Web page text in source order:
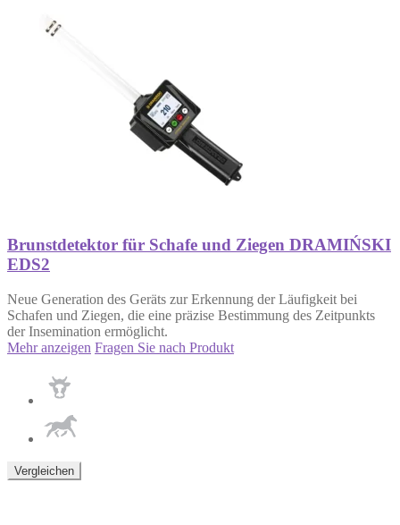
Brunstdetektor für Schafe und Ziegen DRAMIŃSKI
EDS2
Neue Generation des Geräts zur Erkennung der Läufigkeit bei
Schafen und Ziegen, die eine präzise Bestimmung des Zeitpunkts
der Insemination ermöglicht.
Mehr anzeigen Fragen Sie nach Produkt
Vergleichen